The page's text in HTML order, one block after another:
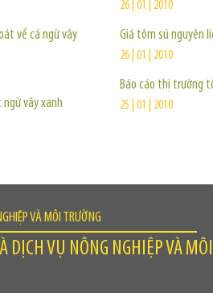
về cá ngừ vây
vây xanh
26 | 01 | 2010
Giá tôm sú nguyên
26 | 01 | 2010
Báo cáo thị trường
25 | 01 | 2010
VÀ MÔI TRƯỜNG
DỊCH VỤ NÔNG NGHIỆP VÀ